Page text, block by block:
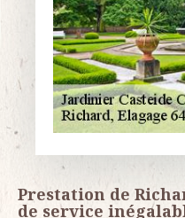
Prestation de
de service